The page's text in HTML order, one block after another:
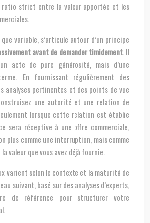
ratio strict entre la valeur apportée et les
que variable, s’articule autour d’un principe
avant de demander timidement. Il
acte de pure générosité, mais d’une
En fournissant régulièrement des
analyses pertinentes et des points de vue
une autorité et une relation de
lorsque cette relation est établie
sera réceptive à une offre commerciale,
plus comme une interruption, mais comme
valeur que vous avez déjà fournie.
varient selon le contexte et la maturité de
suivant, basé sur des analyses d’experts,
de référence pour structurer votre